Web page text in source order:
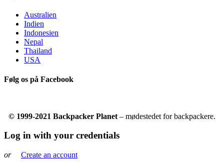
Australien
Indien
Indonesien
Nepal
Thailand
USA
Følg os på Facebook
© 1999-2021 Backpacker Planet – mødestedet for backpackere.
Log in with your credentials
or Create an account